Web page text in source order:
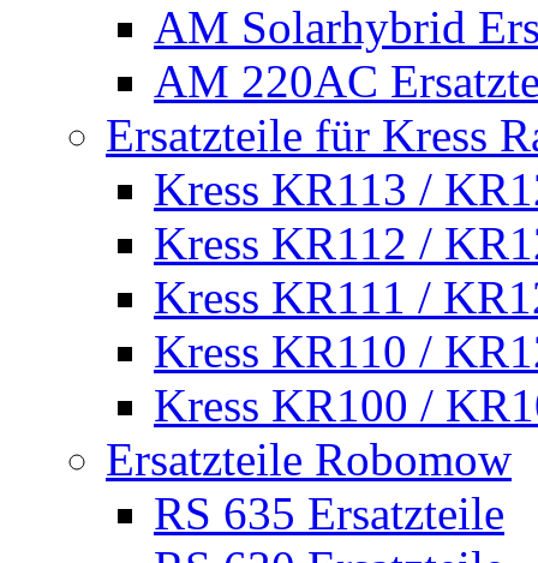
AM Solarhybrid
AM 220AC
Ersatzteile für Kress
Kress KR113 /
Kress KR112 /
Kress KR111 /
Kress KR110 /
Kress KR100 /
Ersatzteile Robomow
RS 635 Ersatzteile